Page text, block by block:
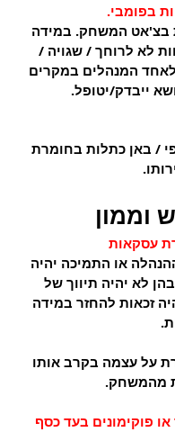
בפומבי.
בצ'אט המשחק. במידה
לא לרוחך / שגויה /
לאחד המנהלים במקרים
ייבדק/יטופל.
/ באן כתלות בחומרת
וממון
עסקאות
או התמיכה יהיה
לא יהיה תיווך של
זכאות להחזר במידה
על עצמה בקרב אותו
מהמשחק.
פוקימונים בעד כסף